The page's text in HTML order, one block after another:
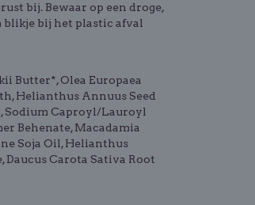
bij. Bewaar op een droge,
bij het plastic afval
Butter*, Olea Europaea
Helianthus Annuus Seed
Sodium Caproyl/Lauroyl
Behenate, Macadamia
Soja Oil, Helianthus
Carota Sativa Root